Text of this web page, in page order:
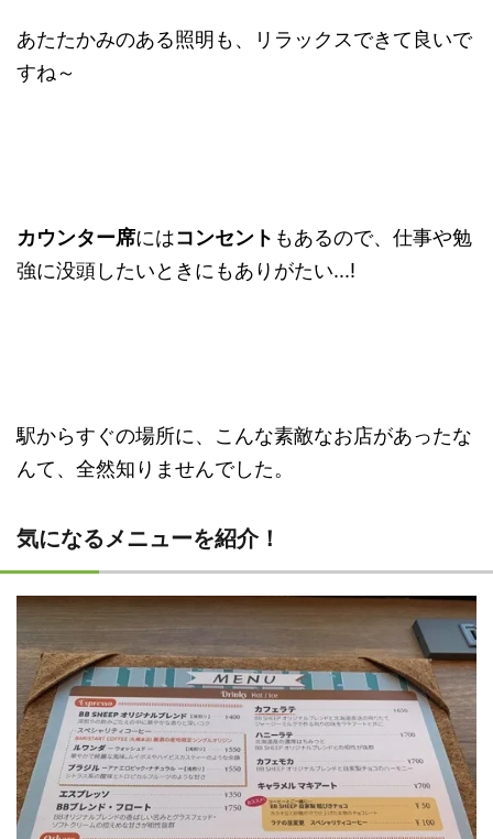
あたたかみのある照明も、リラックスできて良いで
すね～
カウンター席にはコンセント もあるので、仕事や勉
強に没頭したいときにもありがたい...!
駅からすぐの場所に、こんな素敵なお店があったな
んて、全然知りませんでした。
気になるメニューを紹介！